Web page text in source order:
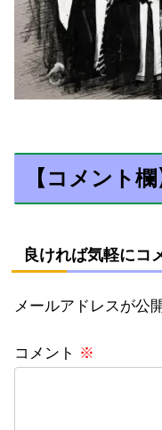
【コメント欄
良ければ気軽にコ
メールアドレスが公
コメント ※